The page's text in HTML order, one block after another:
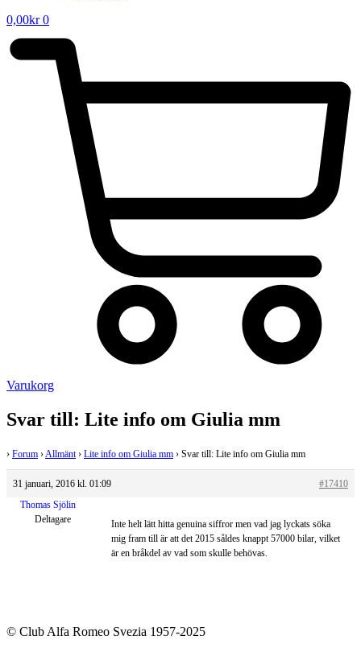
0,00kr 0
Varukorg
Svar till: Lite info om Giulia mm
› Forum ›Allmänt › Lite info om Giulia mm › Svar till: Lite info om Giulia mm
31 januari, 2016 kl. 01:09
#17410
Thomas Sjölin
Deltagare
Inte helt lätt hitta genuina siffror men vad jag lyckats söka
mig fram till är att det 2015 såldes knappt 57000 bilar, vilket
är en bråkdel av vad som skulle behövas.
© Club Alfa Romeo Svezia 1957-2025